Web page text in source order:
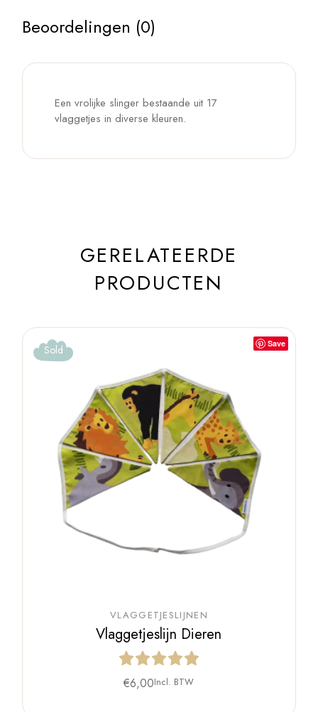
Beoordelingen (0)
Een vrolijke slinger bestaande uit 17
vlaggetjes in diverse kleuren.
GERELATEERDE
PRODUCTEN
Save
Sold
VLAGGETJESLIJNEN
Vlaggetjeslijn Dieren
€6,00Incl. BTW